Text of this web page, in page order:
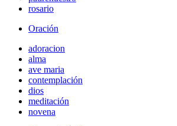
rosario
Oración
adoracion
alma
ave maria
contemplación
dios
meditación
novena